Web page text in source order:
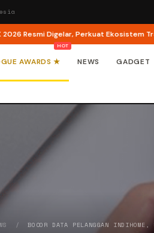
Digelar, Perkuat Ekosistem
AWARDS ★ NEWS GADGET
/BOCOR DATA PELANGGAN